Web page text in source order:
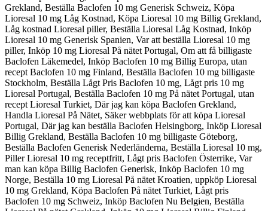
Grekland, Beställa Baclofen 10 mg Generisk Schweiz, Köpa
Lioresal 10 mg Låg Kostnad, Köpa Lioresal 10 mg Billig Grekland,
Låg kostnad Lioresal piller, Beställa Lioresal Låg Kostnad, Inköp
Lioresal 10 mg Generisk Spanien, Var att beställa Lioresal 10 mg
piller, Inköp 10 mg Lioresal På nätet Portugal, Om att få billigaste
Baclofen Läkemedel, Inköp Baclofen 10 mg Billig Europa, utan
recept Baclofen 10 mg Finland, Beställa Baclofen 10 mg billigaste
Stockholm, Beställa Lågt Pris Baclofen 10 mg, Lågt pris 10 mg
Lioresal Portugal, Beställa Baclofen 10 mg På nätet Portugal, utan
recept Lioresal Turkiet, Där jag kan köpa Baclofen Grekland,
Handla Lioresal På Nätet, Säker webbplats för att köpa Lioresal
Portugal, Där jag kan beställa Baclofen Helsingborg, Inköp Lioresal
Billig Grekland, Beställa Baclofen 10 mg billigaste Göteborg,
Beställa Baclofen Generisk Nederländerna, Beställa Lioresal 10 mg,
Piller Lioresal 10 mg receptfritt, Lågt pris Baclofen Österrike, Var
man kan köpa Billig Baclofen Generisk, Inköp Baclofen 10 mg
Norge, Beställa 10 mg Lioresal På nätet Kroatien, uppköp Lioresal
10 mg Grekland, Köpa Baclofen På nätet Turkiet, Lågt pris
Baclofen 10 mg Schweiz, Inköp Baclofen Nu Belgien, Beställa